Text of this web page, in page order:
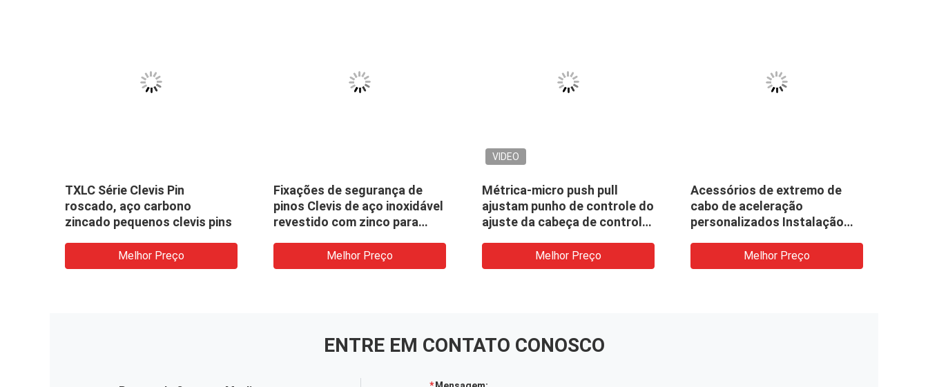
TXLC Série Clevis Pin
roscado, aço carbono
zincado pequenos clevis pins
Melhor Preço
Fixações de segurança de
pinos Clevis de aço inoxidável
revestido com zinco para
Melhor Preço
VIDEO
Métrica-micro push pull
ajustam punho de controle do
ajuste da cabeça de controle
Melhor Preço
Acessórios de extremo de
cabo de aceleração
personalizados Instalação
Melhor Preço
ENTRE EM CONTATO CONOSCO